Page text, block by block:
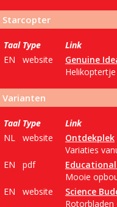
Starcopter
Taal Type
Link
EN
website
Genuine
Varianten
Taal Type
Link
NL
website
Ontdekplek
Variaties
EN
pdf
Mooie
EN
website
Science
Rotorbladen